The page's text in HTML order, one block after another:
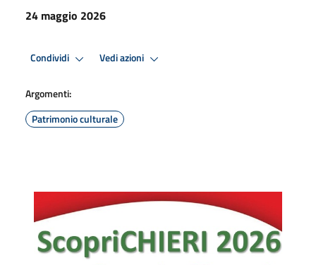
24 maggio 2026
Condividi Vedi azioni
Argomenti:
Patrimonio culturale